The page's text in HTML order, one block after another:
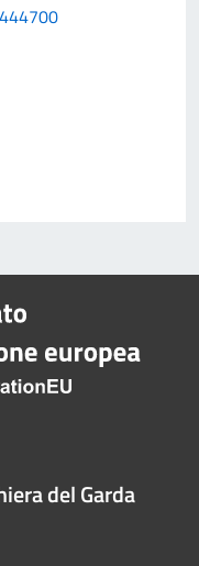
del Garda